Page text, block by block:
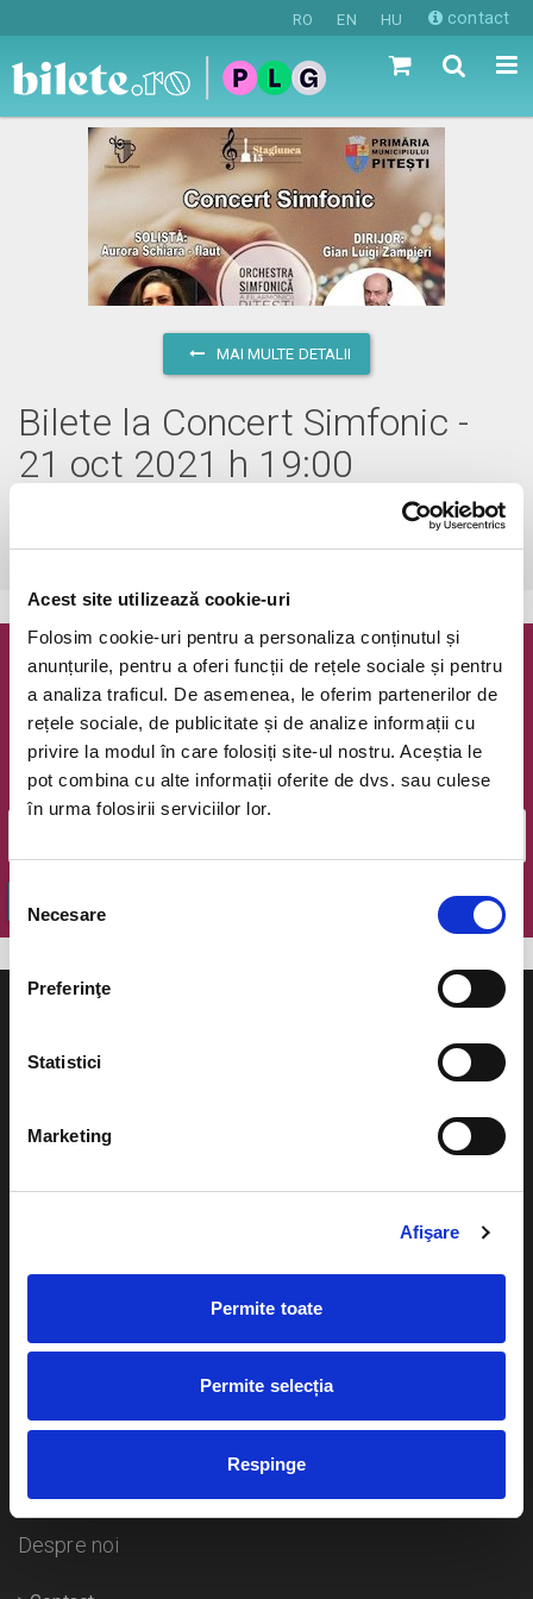
Acest site utilizează cookie-uri
Folosim cookie-uri pentru a personaliza conținutul și
anunțurile, pentru a oferi funcții de rețele sociale și pentru
a analiza traficul. De asemenea, le oferim partenerilor de
rețele sociale, de publicitate și de analize informații cu
privire la modul în care folosiți site-ul nostru. Aceștia le
pot combina cu alte informații oferite de dvs. sau culese
în urma folosirii serviciilor lor.
consimțământului
Necesare
Preferinţe
Statistici
Marketing
Afişare
Permite toate
Permite selecția
Respinge
RO EN HU contact
MAI MULTE DETALII
Bilete la Concert Simfonic -
21 oct 2021 h 19:00
Pitesti, Centrul Multifunctional (Sala Simfonia)vezi pe harta
Newsletter @ Bilete.ro
Oferte exclusive si o editie saptamanala cu cele mai noi
evenimente.
Email
Plata online sau cash
Livrare prin curier
Duplicare bilete
Concerte si
Despre noi